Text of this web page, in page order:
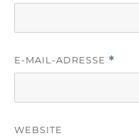
E-MAIL-ADRESSE *
WEBSITE